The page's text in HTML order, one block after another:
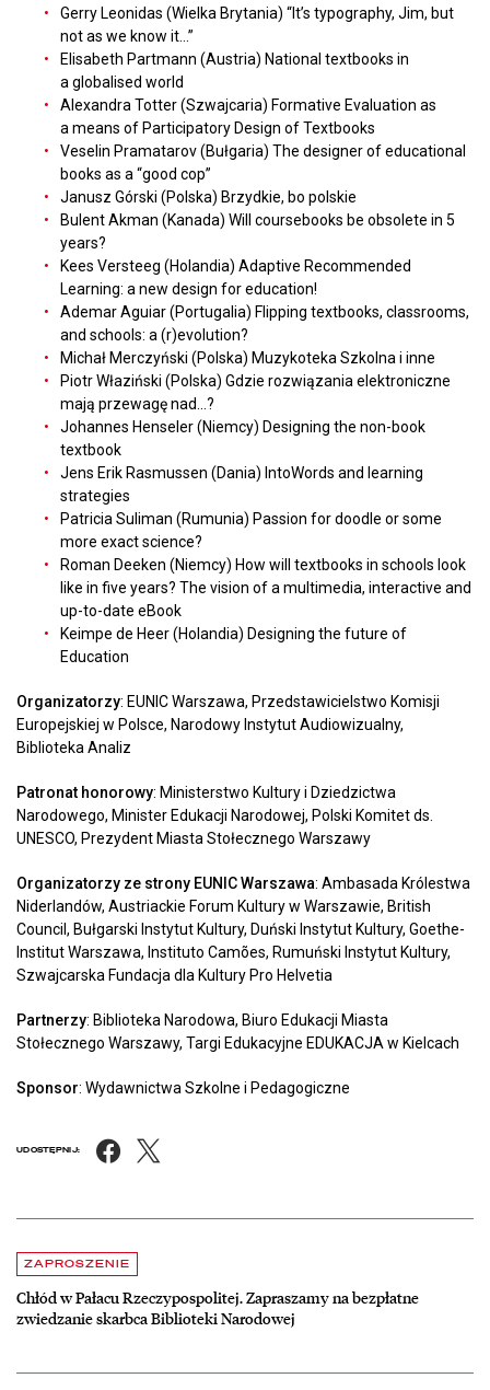
Gerry Leonidas (Wielka Brytania) “It’s typography, Jim, but
not as we know it…”
Elisabeth Partmann (Austria) National textbooks in
a globalised world
Alexandra Totter (Szwajcaria) Formative Evaluation as
a means of Participatory Design of Textbooks
Veselin Pramatarov (Bułgaria) The designer of educational
books as a “good cop”
Janusz Górski (Polska) Brzydkie, bo polskie
Bulent Akman (Kanada) Will coursebooks be obsolete in 5
years?
Kees Versteeg (Holandia) Adaptive Recommended
Learning: a new design for education!
Ademar Aguiar (Portugalia) Flipping textbooks, classrooms,
and schools: a (r)evolution?
Michał Merczyński (Polska) Muzykoteka Szkolna i inne
Piotr Właziński (Polska) Gdzie rozwiązania elektroniczne
mają przewagę nad...?
Johannes Henseler (Niemcy) Designing the non-book
textbook
Jens Erik Rasmussen (Dania) IntoWords and learning
strategies
Patricia Suliman (Rumunia) Passion for doodle or some
more exact science?
Roman Deeken (Niemcy) How will textbooks in schools look
like in five years? The vision of a multimedia, interactive and
up-to-date eBook
Keimpe de Heer (Holandia) Designing the future of
Education
Organizatorzy: EUNIC Warszawa, Przedstawicielstwo Komisji
Europejskiej w Polsce, Narodowy Instytut Audiowizualny,
Biblioteka Analiz
Patronat honorowy: Ministerstwo Kultury i Dziedzictwa
Narodowego, Minister Edukacji Narodowej, Polski Komitet ds.
UNESCO, Prezydent Miasta Stołecznego Warszawy
Organizatorzy ze strony EUNIC Warszawa: Ambasada Królestwa
Niderlandów, Austriackie Forum Kultury w Warszawie, British
Council, Bułgarski Instytut Kultury, Duński Instytut Kultury, Goethe-
Institut Warszawa, Instituto Camões, Rumuński Instytut Kultury,
Szwajcarska Fundacja dla Kultury Pro Helvetia
Partnerzy: Biblioteka Narodowa, Biuro Edukacji Miasta
Stołecznego Warszawy, Targi Edukacyjne EDUKACJA w Kielcach
Sponsor: Wydawnictwa Szkolne i Pedagogiczne
UDOSTĘPNIJ: Facebook
Aktualności
ZAPROSZENIE
Chłód w Pałacu Rzeczypospolitej. Zapraszamy na bezpłatne
zwiedzanie skarbca Biblioteki Narodowej
czytaj więcej o Chłód w Pałacu Rzeczypospolitej. Zapraszamy na